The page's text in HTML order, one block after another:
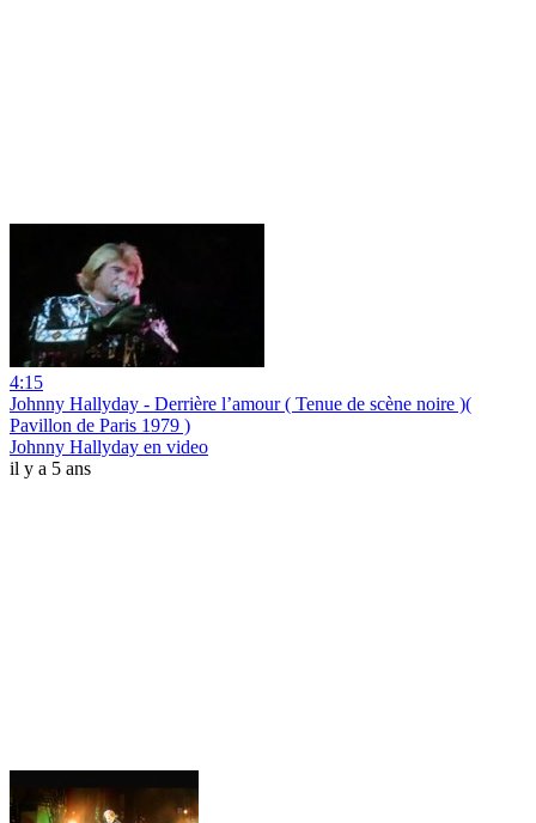
4:15
Johnny Hallyday - Derrière l’amour ( Tenue de scène noire )(
Pavillon de Paris 1979 )
Johnny Hallyday en video
il y a 5 ans